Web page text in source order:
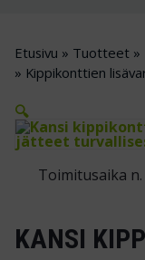
Etusivu » Tuotteet »
» Kippikonttien
🔍
Toimitusaika
KANSI